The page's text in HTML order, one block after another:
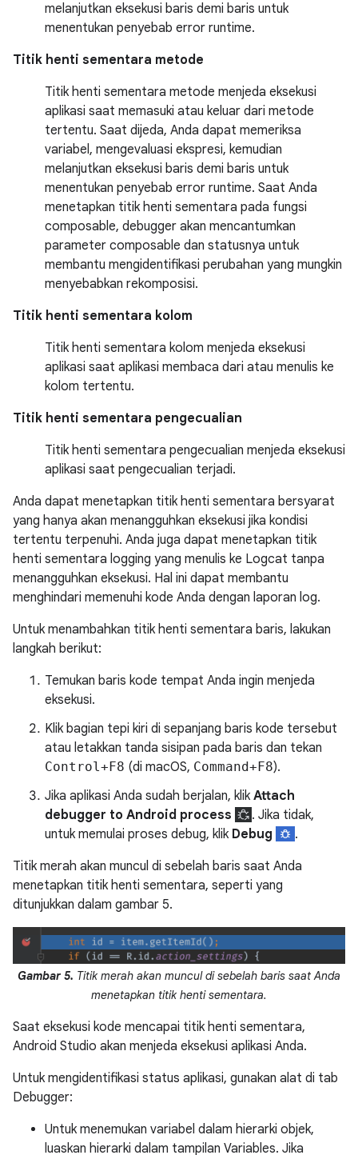
melanjutkan eksekusi baris demi baris untuk
menentukan penyebab error runtime.
Titik henti sementara metode
Titik henti sementara metode menjeda eksekusi
aplikasi saat memasuki atau keluar dari metode
tertentu. Saat dijeda, Anda dapat memeriksa
variabel, mengevaluasi ekspresi, kemudian
melanjutkan eksekusi baris demi baris untuk
menentukan penyebab error runtime. Saat Anda
menetapkan titik henti sementara pada fungsi
composable, debugger akan mencantumkan
parameter composable dan statusnya untuk
membantu mengidentifikasi perubahan yang mungkin
menyebabkan rekomposisi.
Titik henti sementara kolom
Titik henti sementara kolom menjeda eksekusi
aplikasi saat aplikasi membaca dari atau menulis ke
kolom tertentu.
Titik henti sementara pengecualian
Titik henti sementara pengecualian menjeda eksekusi
aplikasi saat pengecualian terjadi.
Anda dapat menetapkan titik henti sementara bersyarat
yang hanya akan menangguhkan eksekusi jika kondisi
tertentu terpenuhi. Anda juga dapat menetapkan titik
henti sementara logging yang menulis ke Logcat tanpa
menangguhkan eksekusi. Hal ini dapat membantu
menghindari memenuhi kode Anda dengan laporan log.
Untuk menambahkan titik henti sementara baris, lakukan
langkah berikut:
Temukan baris kode tempat Anda ingin menjeda
eksekusi.
Klik bagian tepi kiri di sepanjang baris kode tersebut
atau letakkan tanda sisipan pada baris dan tekan
Control+F8 (di macOS, Command+F8).
Jika aplikasi Anda sudah berjalan, klik Attach
debugger to Android process
. Jika tidak,
untuk memulai proses debug, klik Debug
.
Titik merah akan muncul di sebelah baris saat Anda
menetapkan titik henti sementara, seperti yang
ditunjukkan dalam gambar 5.
Gambar 5. Titik merah akan muncul di sebelah baris saat Anda
menetapkan titik henti sementara.
Saat eksekusi kode mencapai titik henti sementara,
Android Studio akan menjeda eksekusi aplikasi Anda.
Untuk mengidentifikasi status aplikasi, gunakan alat di tab
Debugger:
Untuk menemukan variabel dalam hierarki objek,
luaskan hierarki dalam tampilan Variables. Jika